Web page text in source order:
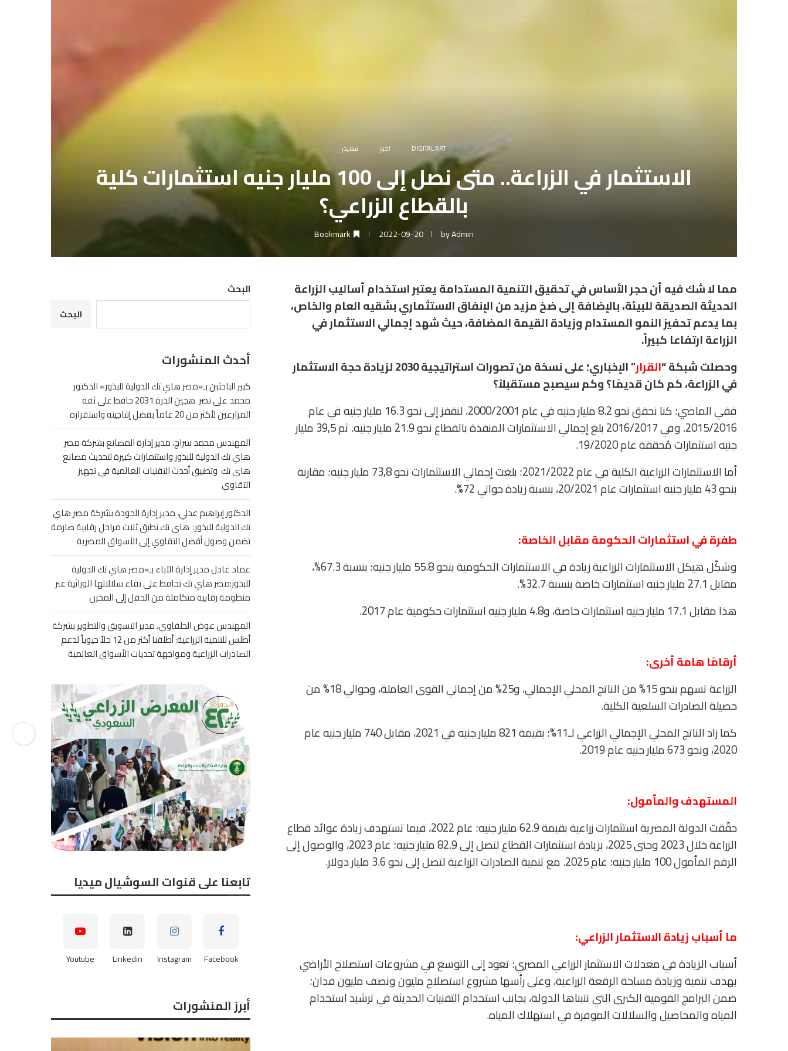
DIGITAL ART اخبار سلايدر
الاستثمار في الزراعة.. متى نصل إلى 100 مليار جنيه استثمارات كلية
بالقطاع الزراعي؟
byAdmin
2022-09-20
Bookmark
مما لا شك فيه أن حجر الأساس في تحقيق التنمية المستدامة يعتبر استخدام أساليب الزراعة
الحديثة الصديقة للبيئة، بالإضافة إلى ضخ مزيد من الإنفاق الاستثماري بشقيه العام والخاص،
بما يدعم تحفيز النمو المستدام وزيادة القيمة المضافة، حيث شهد إجمالي الاستثمار في
الزراعة ارتفاعا كبيراً.
وحصلت شبكة “القرار
” الإخباري؛ على نسخة من تصورات استراتيجية 2030 لزيادة حجة الاستثمار
في الزراعة، كم كان قديمًا؟ وكم سيصبح مستقبلاً؟
ففي الماضي؛ كنا نحقق نحو 8.2 مليار جنيه في عام 2000/2001، لنقفز إلى نحو 16.3 مليار جنيه في عام
2015/2016. وفي 2016/2017 بلغ إجمالي الاستثمارات المنفذة بالقطاع نحو 21.9 مليار جنيه. ثم 39,5 مليار
جنيه استثمارات مُحققة عام 19/2020.
أما الاستثمارات الزراعية الكلية في عام 2021/2022؛ بلغت إجمالي الاستثمارات نحو 73,8 مليار جنيه؛ مقارنة
بنحو 43 مليار جنيه استثمارات عام 20/2021، بنسبة زيادة حوالي 72%.
طفرة في استثمارات الحكومة مقابل الخاصة:
وشكّل هيكل الاستثمارات الزراعية زيادة في الاستثمارات الحكومية بنحو 55.8 مليار جنيه؛ بنسبة 67.3%،
مقابل 27.1 مليار جنيه استثمارات خاصة بنسبة 32.7%.
هذا مقابل 17.1 مليار جنيه استثمارات خاصة، و4.8 مليار جنيه استثمارات حكومية عام 2017.
أرقامًا هامة أخرى:
الزراعة تسهم بنحو 15% من الناتج المحلي الإجمالي، و25% من إجمالي القوى العاملة، وحوالي 18% من
حصيلة الصادرات السلعية الكلية.
كما زاد الناتج المحلي الإجمالي الزراعي لـ11%؛ بقيمة 821 مليار جنيه في 2021، مقابل 740 مليار جنيه عام
2020، ونحو 673 مليار جنيه عام 2019.
المستهدف والمأمول:
حقّقت الدولة المصرية استثمارات زراعية بقيمة 62.9 مليار جنيه؛ عام 2022، فيما تستهدف زيادة عوائد قطاع
الزراعة خلال 2023 وحتى 2025، بزيادة استثمارات القطاع لتصل إلى 82.9 مليار جنيه؛ عام 2023، والوصول إلى
الرقمالمأمول100 مليار جنيه؛ عام 2025. مع تنمية الصادرات الزراعية لتصل إلى نحو 3.6 مليار دولار.
ما أسباب زيادة الاستثمار الزراعي:
أسباب الزيادة في معدلات الاستثمار الزراعي المصري؛ تعود إلى التوسع في مشروعات استصلاح الأراضي
بهدف تنمية وزيادة مساحة الرقعة الزراعية، وعلى رأسها مشروع استصلاح مليون ونصف مليون فدان؛
ضمن البرامج القومية الكبرى التي تتبناها الدولة، بجانب استخدام التقنيات الحديثة في ترشيد استخدام
المياه والمحاصيل والسلالات الموفرة في استهلاك المياه.
البحث
البحث
أحدث المنشورات
كبير الباحثين بـ«مصر هاي تك الدولية للبذور» الدكتور
محمد على نصر هجين الذرة 2031 حافظ على ثقة
المزارعين لأكثر من 20 عاماً بفضل إنتاجيته واستقراره
المهندس محمد سراج، مدير إدارة المصانع بشركة مصر
هاي تك الدولية للبذور واستثمارات كبيرة لتحديث مصانع
هاى تك وتطبيق أحدث التقنيات العالمية في تجهيز
التقاوي
الدكتور إبراهيم عدلي، مدير إدارة الجودة بشركة مصر هاي
تك الدولية للبذور: هاى تك تطبق ثلاث مراحل رقابية صارمة
تضمن وصول أفضل التقاوي إلى الأسواق المصرية
عماد عادل مدير إدارة الآباء بـ«مصر هاي تك الدولية
للبذور:مصر هاي تك تحافظ على نقاء سلالاتها الوراثية عبر
منظومة رقابية متكاملة من الحقل إلى المخزن
المهندس عوض الحلفاوي، مدير التسويق والتطوير بشركة
أطلس للتنمية الزراعية: أطلقنا أكثر من 12 حلاً حيوياً لدعم
الصادرات الزراعية ومواجهة تحديات الأسواق العالمية
تابعنا على قنوات السوشيال ميديا
Facebook
Instagram
Linkedin
Youtube
أبرز المنشورات